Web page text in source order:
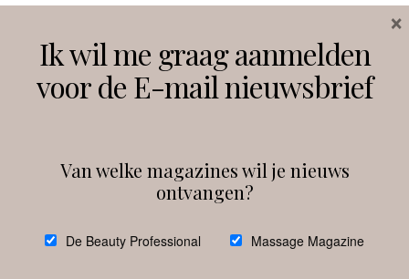
Instagram Facebook
debeautyprofessional
Ik wil me graag aanmelden
voor de E-mail nieuwsbrief
Van welke magazines wil je nieuws
ontvangen?
De Beauty Professional Massage Magazine
×